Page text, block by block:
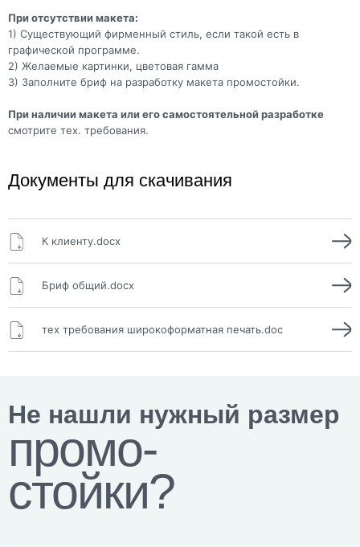
При отсутствии макета:
1) Существующий фирменный стиль, если такой есть в
графической программе.
2) Желаемые картинки, цветовая гамма
3) Заполните бриф на разработку макета промостойки.
При наличии макета или его самостоятельной разработке
смотрите тех. требования.
Документы для скачивания
К клиенту.docx
Бриф общий.docx
тех требования широкоформатная печать.doc
Не нашли нужный размер
промо-
стойки?